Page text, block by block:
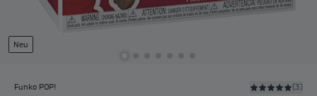
Neu
Funko POP! (3)